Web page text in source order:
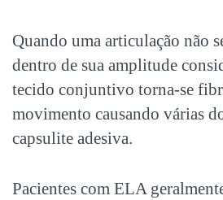
Quando uma articulação não
dentro de sua amplitude
tecido conjuntivo torna-se
movimento causando várias
capsulite adesiva.
Pacientes com ELA